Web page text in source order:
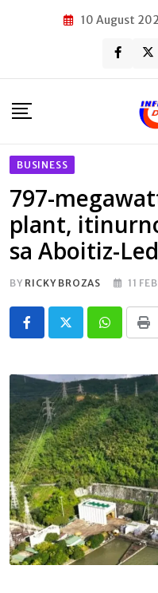
10 August
BUSINESS
797-
plant,
sa Aboitiz-
BY RICKY BROZAS 11